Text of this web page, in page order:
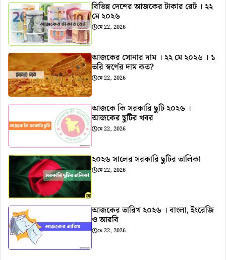
বিভিন্ন দেশের আজকের টাকার রেট । ২২
মে ২০২৬
মে 22, 2026
আজকের সোনার দাম । ২২ মে ২০২৬ । ১
ভরি স্বর্ণের দাম কত?
মে 22, 2026
আজকে কি সরকারি ছুটি ২০২৬ ।
আজকের ছুটির খবর
মে 22, 2026
২০২৬ সালের সরকারি ছুটির তালিকা
মে 22, 2026
আজকের তারিখ ২০২৬ । বাংলা, ইংরেজি
ও আরবি
মে 22, 2026